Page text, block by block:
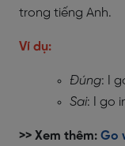
trong tiếng Anh.
Ví dụ:
Đúng: I
Sai: I go
>> Xem thêm:Go